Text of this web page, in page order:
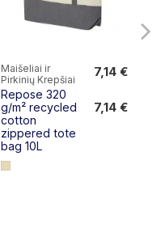
Maišeliai ir
Pirkinių Krepšiai
Repose 320
g/m² recycled
cotton
zippered tote
bag 10L
7,14 €
7,14 €